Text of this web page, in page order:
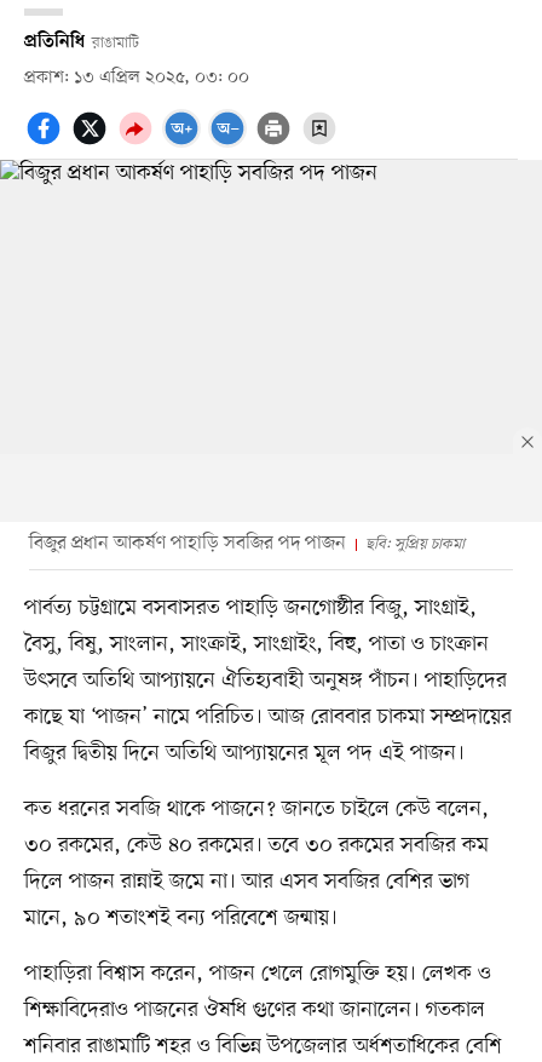
প্রতিনিধি রাঙামাটি
প্রকাশ: ১৩ এপ্রিল ২০২৫, ০৩: ০০
বিজুর প্রধান আকর্ষণ পাহাড়ি সবজির পদ পাজন ছবি: সুপ্রিয় চাকমা
পার্বত্য চট্টগ্রামে বসবাসরত পাহাড়ি জনগোষ্ঠীর বিজু, সাংগ্রাই,
বৈসু, বিষু, সাংলান, সাংক্রাই, সাংগ্রাইং, বিহু, পাতা ও চাংক্রান
উৎসবে অতিথি আপ্যায়নে ঐতিহ্যবাহী অনুষঙ্গ পাঁচন। পাহাড়িদের
কাছে যা ‘পাজন’ নামে পরিচিত। আজ রোববার চাকমা সম্প্রদায়ের
বিজুর দ্বিতীয় দিনে অতিথি আপ্যায়নের মূল পদ এই পাজন।
কত ধরনের সবজি থাকে পাজনে? জানতে চাইলে কেউ বলেন,
৩০ রকমের, কেউ ৪০ রকমের। তবে ৩০ রকমের সবজির কম
দিলে পাজন রান্নাই জমে না। আর এসব সবজির বেশির ভাগ
মানে, ৯০ শতাংশই বন্য পরিবেশে জন্মায়।
পাহাড়িরা বিশ্বাস করেন, পাজন খেলে রোগমুক্তি হয়। লেখক ও
শিক্ষাবিদেরাও পাজনের ঔষধি গুণের কথা জানালেন। গতকাল
শনিবার রাঙামাটি শহর ও বিভিন্ন উপজেলার অর্ধশতাধিকের বেশি